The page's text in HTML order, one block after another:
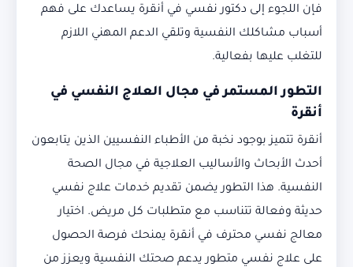
فإن اللجوء إلى دكتور نفسي في أنقرة يساعدك على فهم
أسباب مشاكلك النفسية وتلقي الدعم المهني اللازم
للتغلب عليها بفعالية.
التطور المستمر في مجال العلاج النفسي في
أنقرة
أنقرة تتميز بوجود نخبة من الأطباء النفسيين الذين يتابعون
أحدث الأبحاث والأساليب العلاجية في مجال الصحة
النفسية. هذا التطور يضمن تقديم خدمات علاج نفسي
حديثة وفعالة تتناسب مع متطلبات كل مريض. اختيار
معالج نفسي محترف في أنقرة يمنحك فرصة الحصول
على علاج نفسي متطور يدعم صحتك النفسية ويعزز من